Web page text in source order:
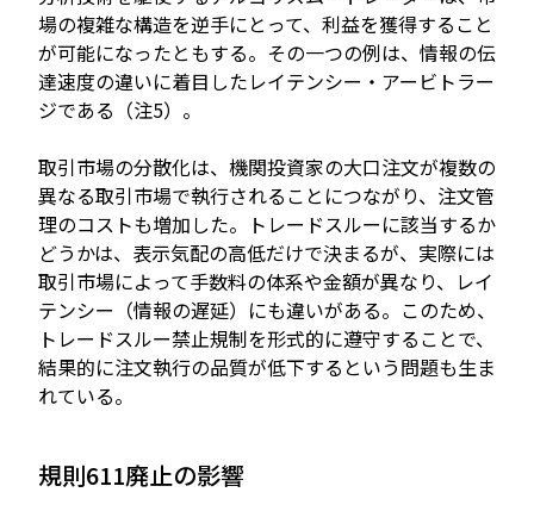
場の複雑な構造を逆手にとって、利益を獲得すること
が可能になったともする。その一つの例は、情報の伝
達速度の違いに着目したレイテンシー・アービトラー
ジである（注5）。
取引市場の分散化は、機関投資家の大口注文が複数の
異なる取引市場で執行されることにつながり、注文管
理のコストも増加した。トレードスルーに該当するか
どうかは、表示気配の高低だけで決まるが、実際には
取引市場によって手数料の体系や金額が異なり、レイ
テンシー（情報の遅延）にも違いがある。このため、
トレードスルー禁止規制を形式的に遵守することで、
結果的に注文執行の品質が低下するという問題も生ま
れている。
規則611廃止の影響